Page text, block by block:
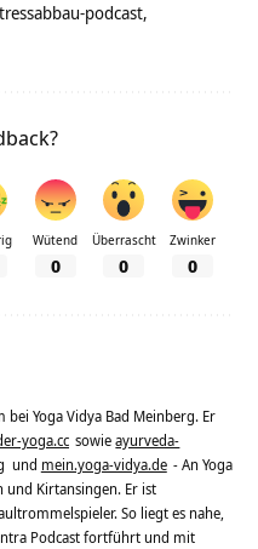
podcast
Wütend
0
Überrascht
0
Zwinker
0
Yoga Vidya Bad Meinberg. Er
yoga.cc sowieayurveda-
und mein.yoga-vidya.de - An Yoga
und Kirtansingen. Er ist
So liegt es nahe,
Podcast fortführt und mit